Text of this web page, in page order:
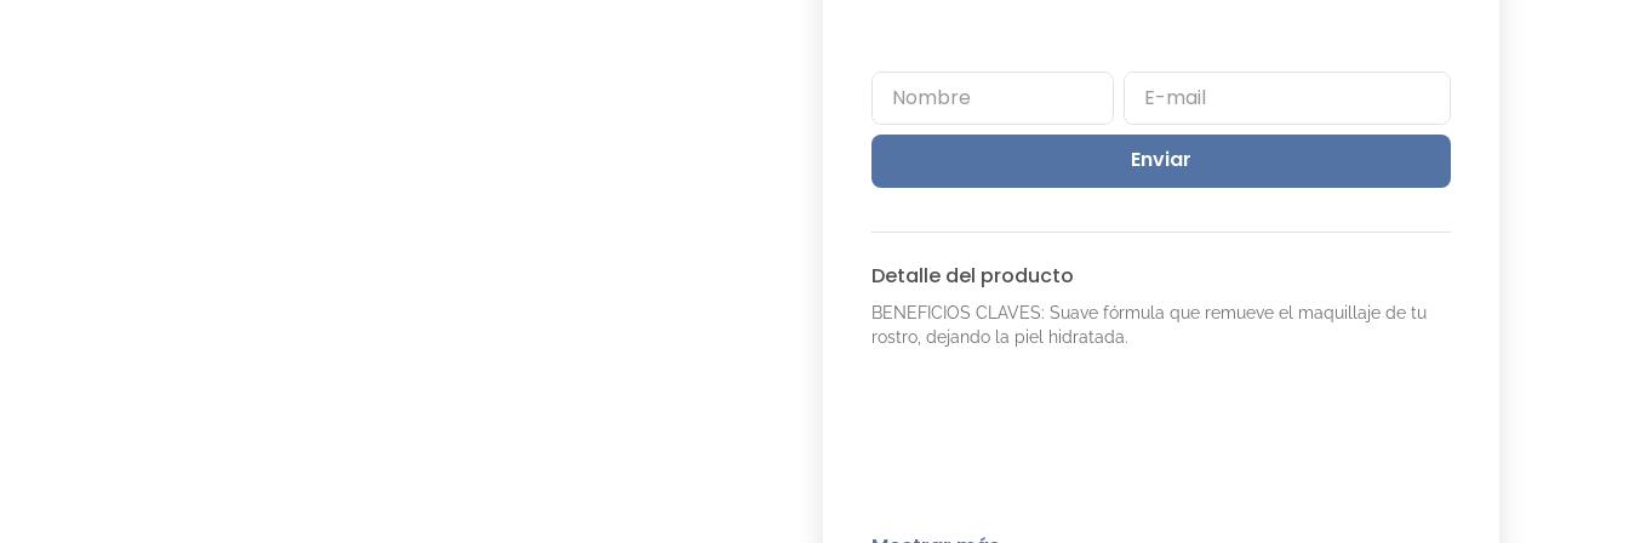
Enviar
Detalle del producto
BENEFICIOS CLAVES: Suave fórmula que remueve el maquillaje de tu
rostro, dejando la piel hidratada.